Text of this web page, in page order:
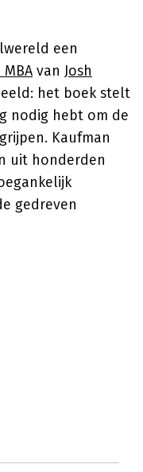
een
van Josh
het boek stelt
nodig hebt om de
Kaufman
uit honderden
gedreven